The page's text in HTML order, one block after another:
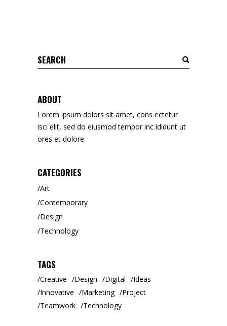
ABOUT
Lorem ipsum dolors sit amet, cons ectetur
isci elit, sed do eiusmod tempor inc ididunt ut
ores et dolore
CATEGORIES
Art
Contemporary
Design
Technology
TAGS
Creative Design Digital
Ideas
Innovative
Marketing
Project
Teamwork
Technology